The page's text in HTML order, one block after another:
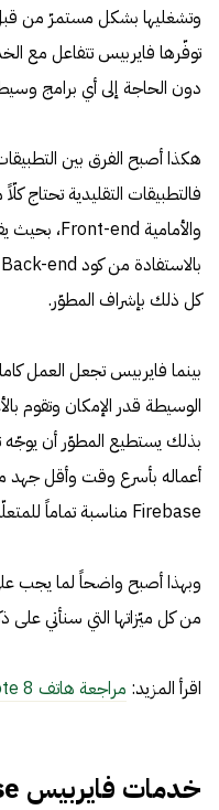
توفّرها فايربيس تتفاعل مع
دون الحاجة إلى أي برامج
كل ذلك بإشراف المطوّر.
بينما فايربيس تجعل العمل
الوسيطة قدر الإمكان وتقوم
أعماله بأسرع وقت وأقل جهد
Firebase مناسبة تماماً للمتعلّمين الجدد.
وبهذا أصبح واضحاً لما يجب
من كل ميّزاتها التي سنأتي على
اقرأ المزيد: مراجعة هاتف Galaxy Note 8
خدمات فايربيس Firebase وميّزاتها